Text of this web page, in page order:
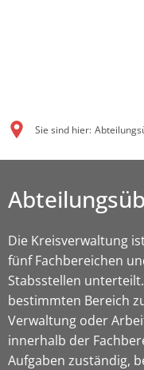
Sie sind hier:
Die Kreisverwaltung
fünf Fachbereichen
Stabsstellen
bestimmten Bereich
Verwaltung oder
innerhalb der
Aufgaben zuständig,